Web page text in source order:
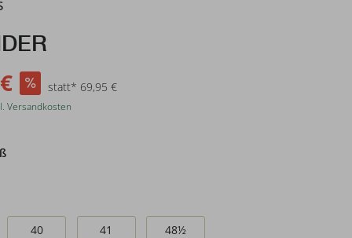
statt* 69,95 €
Versandkosten
40 41 48½